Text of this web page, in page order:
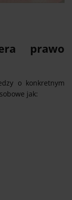
prawo
o konkretnym
jak: